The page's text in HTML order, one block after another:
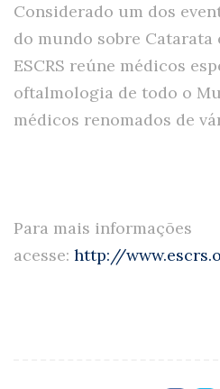
Considerado um dos
do mundo sobre
ESCRS reúne médicos
oftalmologia de todo o
médicos renomados de
Para mais informações
acesse: http://